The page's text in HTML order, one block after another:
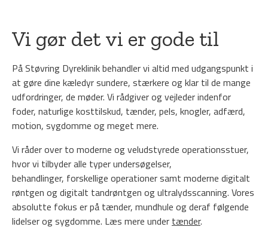
Vi gør det vi er gode til
På Støvring Dyreklinik behandler vi altid med udgangspunkt i
at gøre dine kæledyr sundere, stærkere og klar til de mange
udfordringer, de møder. Vi rådgiver og vejleder indenfor
foder, naturlige kosttilskud, tænder, pels, knogler, adfærd,
motion, sygdomme og meget mere.
Vi råder over to moderne og veludstyrede operationsstuer,
hvor vi tilbyder alle typer undersøgelser,
behandlinger, forskellige operationer samt moderne digitalt
røntgen og digitalt tandrøntgen og ultralydsscanning. Vores
absolutte fokus er på tænder, mundhule og deraf følgende
lidelser og sygdomme. Læs mere under tænder.